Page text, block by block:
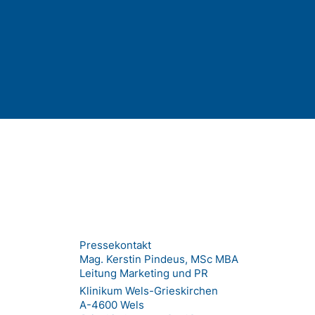
Pressekontakt
Mag. Kerstin Pindeus, MSc MBA
Leitung Marketing und PR
Klinikum Wels-Grieskirchen
A-4600 Wels